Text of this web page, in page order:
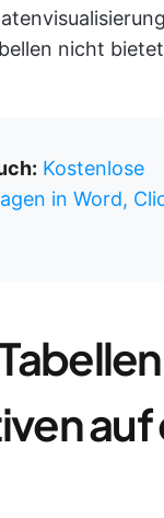
nicht
Kostenlose
in Word,
auf